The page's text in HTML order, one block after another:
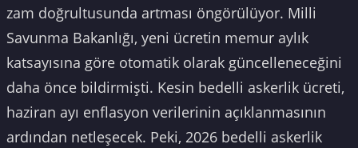
zam doğrultusunda artması öngörülüyor. Milli
Savunma Bakanlığı, yeni ücretin memur aylık
katsayısına göre otomatik olarak güncelleneceğini
daha önce bildirmişti. Kesin bedelli askerlik ücreti,
haziran ayı enflasyon verilerinin açıklanmasının
ardından netleşecek. Peki, 2026 bedelli askerlik